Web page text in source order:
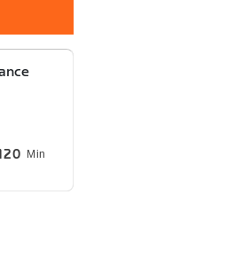
Min